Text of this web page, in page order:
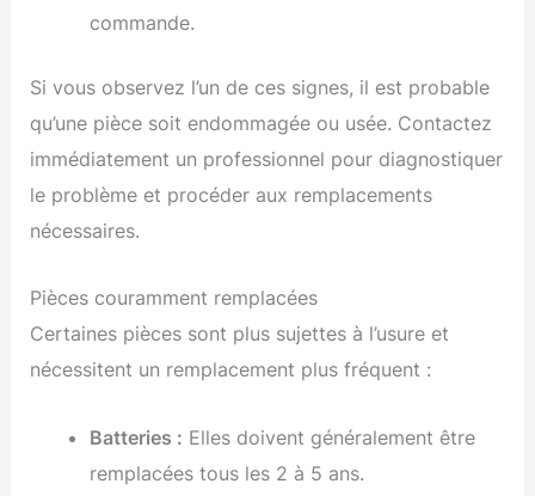
commande.
Si vous observez l’un de ces signes, il est probable
qu’une pièce soit endommagée ou usée. Contactez
immédiatement un professionnel pour diagnostiquer
le problème et procéder aux remplacements
nécessaires.
Pièces couramment remplacées
Certaines pièces sont plus sujettes à l’usure et
nécessitent un remplacement plus fréquent :
Batteries : Elles doivent généralement être
remplacées tous les 2 à 5 ans.